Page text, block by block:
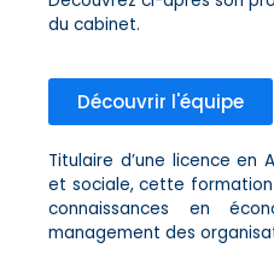
du cabinet.
Découvrir l'équipe
Titulaire d’une licence en
et sociale, cette formation
connaissances en
management des